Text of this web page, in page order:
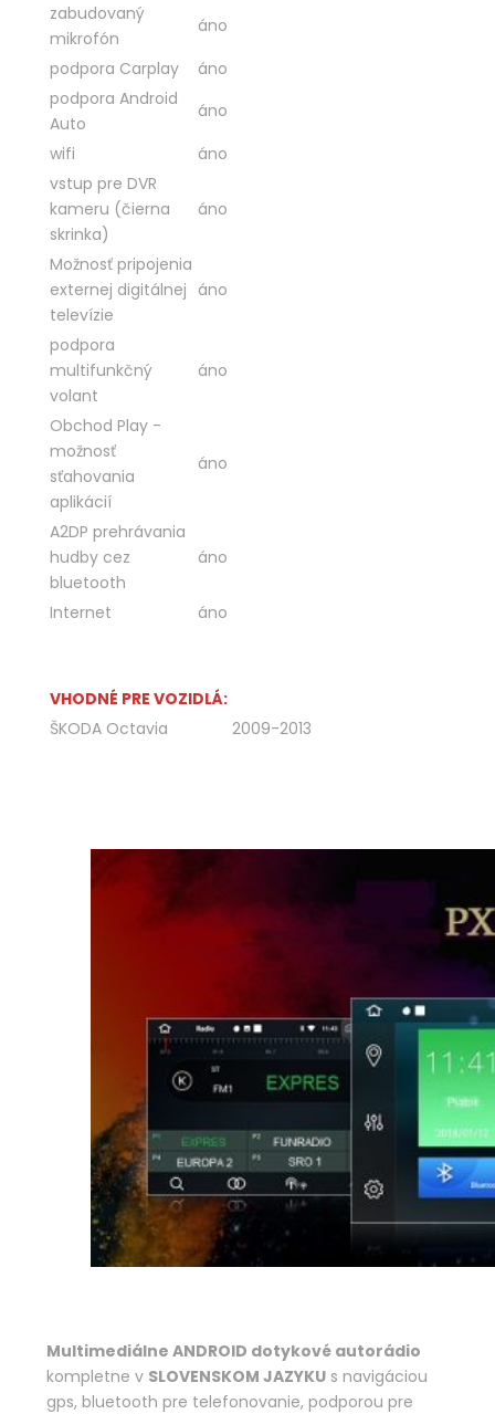
zabudovaný
mikrofón
áno
podpora Carplay
áno
podpora Android
Auto
áno
wifi
áno
vstup pre DVR
kameru (čierna
skrinka)
áno
Možnosť pripojenia
externej digitálnej
televízie
áno
podpora
multifunkčný
volant
áno
Obchod Play -
možnosť
sťahovania
aplikácií
áno
A2DP prehrávania
hudby cez
bluetooth
áno
Internet áno
VHODNÉ PRE VOZIDLÁ:
ŠKODA Octavia
2009-2013
Multimediálne ANDROID dotykové autorádio
kompletne v SLOVENSKOM JAZYKU s navigáciou
gps, bluetooth pre telefonovanie, podporou pre